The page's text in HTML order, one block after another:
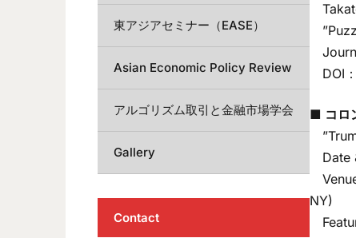
DOI：
■ コロ
Date
NY)
東アジアセミナー（EASE）
Asian Economic Policy Review
アルゴリズム取引と金融市場学会
Gallery
Contact